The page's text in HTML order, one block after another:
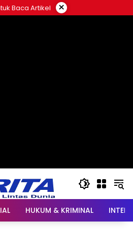
Baca Artikel ×
HUKUM & KRIMINAL